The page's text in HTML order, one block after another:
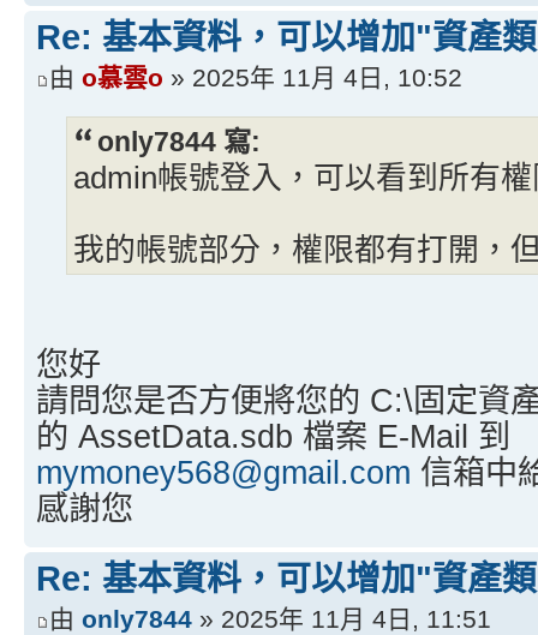
Re: 基本資料，可以增加"資產
由 o慕雲o » 2025年 11月 4日, 10:52
only7844 寫:
admin帳號登入，可以看到所有
我的帳號部分，權限都有打開，
您好
請問您是否方便將您的 C:\固定資
的 AssetData.sdb 檔案 E-Mail 到
mymoney568@gmail.com 信箱中
感謝您
Re: 基本資料，可以增加"資產
由 only7844 » 2025年 11月 4日, 11:51